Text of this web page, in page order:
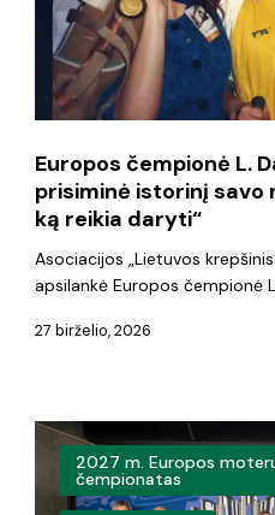
istorinį
savo
metimą:
ką
reikia
daryti“
Europos čempionė L.
prisiminė istorinį savo
ką reikia daryti“
Asociacijos „Lietuvos
apsilankė Europos čempionė
27 birželio, 2026
„Krepšinio
namuose“
2027 m. Europos
čempionatas